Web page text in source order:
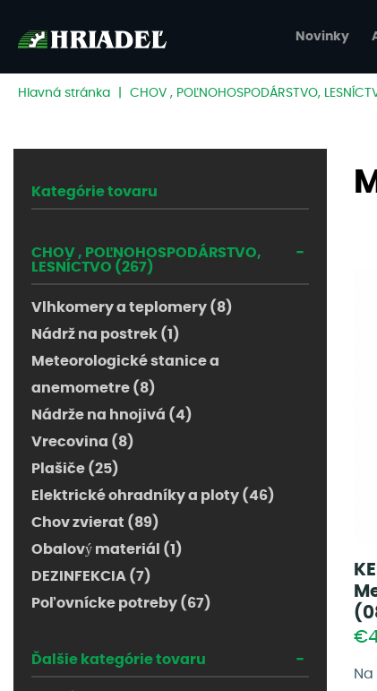
Novinky
Hlavná stránka CHOV , POĽNOHOSPODÁRSTVO,
Kategórie tovaru
CHOV , POĽNOHOSPODÁRSTVO,
LESNÍCTVO (267)
-
Vlhkomery a teplomery (8)
Nádrž na postrek (1)
Meteorologické stanice a
anemometre (8)
Nádrže na hnojivá (4)
Vrecovina (8)
Plašiče (25)
Elektrické ohradníky a ploty (46)
Chov zvierat (89)
Obalový materiál (1)
DEZINFEKCIA (7)
Poľovnícke potreby (67)
Ďalšie kategórie tovaru -